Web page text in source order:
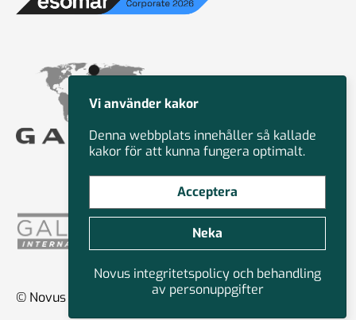
© Novus Group International 2026
Vi använder kakor
Denna webbplats innehåller så kallade
kakor för att kunna fungera optimalt.
Acceptera
Neka
Novus integritetspolicy och behandling
av personuppgifter